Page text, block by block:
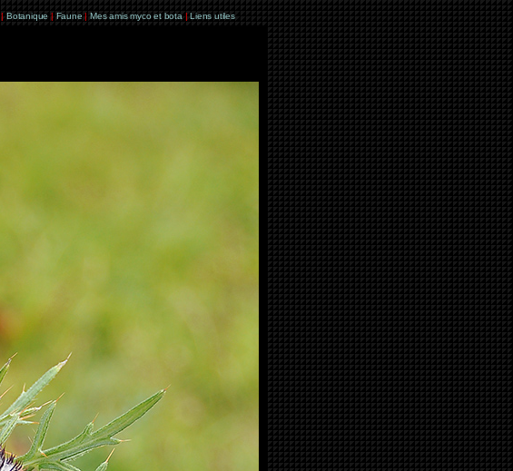
| Botanique | Faune | Mes amis myco et bota | Liens utiles